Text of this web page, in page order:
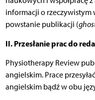
informacji o
powstanie publikacji (
II. Przesłanie prac do
Physiotherapy Review
angielskim. Prace
angielskim bądź w obu